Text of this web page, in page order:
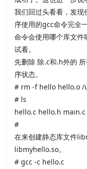
我们回过头看看，发现
序使用的gcc命令完全
命令会使用哪个库文
试看。
先删除 除.c和.h外的
序状态。
# rm -f hello hello.o
# ls
hello.c hello.h main.c
#
在来创建静态库文件
libmyhello.so。
# gcc -c hello.c